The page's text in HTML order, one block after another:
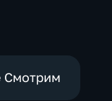
Смотрим